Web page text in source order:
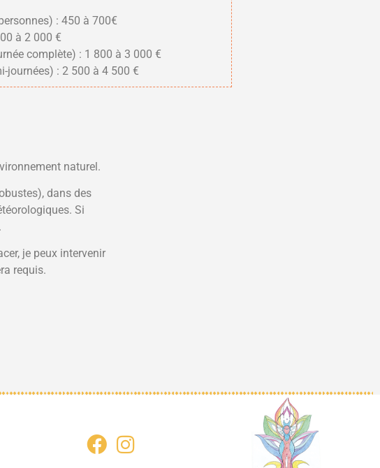
: 450 à 700€
à 2 000 €
complète) : 1 800 à 3 000 €
journées) : 2 500 à 4 500 €
naturel.
dans des
Si
je peux intervenir
requis.